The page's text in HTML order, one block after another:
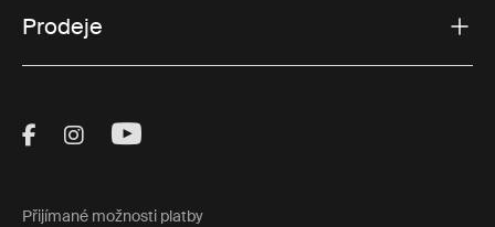
Prodeje
Visit Thule on Facebook (external link)
Visit Thule on Instagram (external link)
Visit Thule on Youtube (external
Přijímané možnosti platby